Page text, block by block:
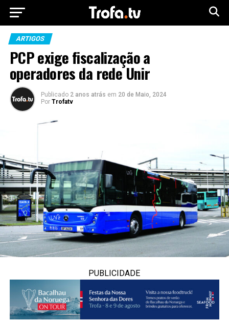
ARTIGOS
PCP exige fiscalização a
operadores da rede Unir
Publicado 2 anos atrás em 20 de Maio, 2024
Por Trofatv
PUBLICIDADE